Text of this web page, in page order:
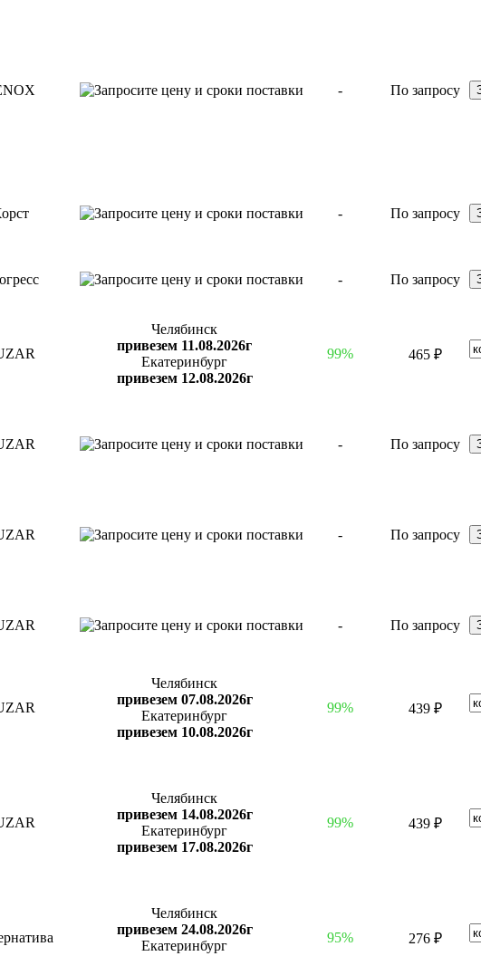
- По запросу
- По запросу
- По запросу
Челябинск
привезем 11.08.2026г
Екатеринбург
привезем 12.08.2026г
99% 465 ₽
- По запросу
- По запросу
- По запросу
Челябинск
привезем 07.08.2026г
Екатеринбург
привезем 10.08.2026г
99% 439 ₽
Челябинск
привезем 14.08.2026г
Екатеринбург
привезем 17.08.2026г
99% 439 ₽
Челябинск
привезем 24.08.2026г
Екатеринбург
95% 276 ₽